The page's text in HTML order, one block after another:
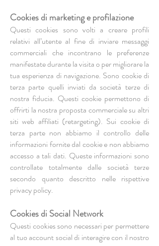
Cookies di marketing e profilazione
Questi cookies sono volti a creare profili
relativi all’utente al fine di inviare messaggi
commerciali che incontrano le preferenze
manifestate durante la visita o per migliorare la
tua esperienza di navigazione. Sono cookie di
terza parte quelli inviati da società terze di
nostra fiducia. Questi cookie permettono di
offrirti la nostra proposta commerciale su altri
siti web affiliati (retargeting). Sui cookie di
terza parte non abbiamo il controllo delle
informazioni fornite dal cookie e non abbiamo
accesso a tali dati. Queste informazioni sono
controllate totalmente dalle società terze
secondo quanto descritto nelle rispettive
privacy policy.
Cookies di Social Network
Questi cookies sono necessari per permettere
al tuo account social di interagire con il nostro